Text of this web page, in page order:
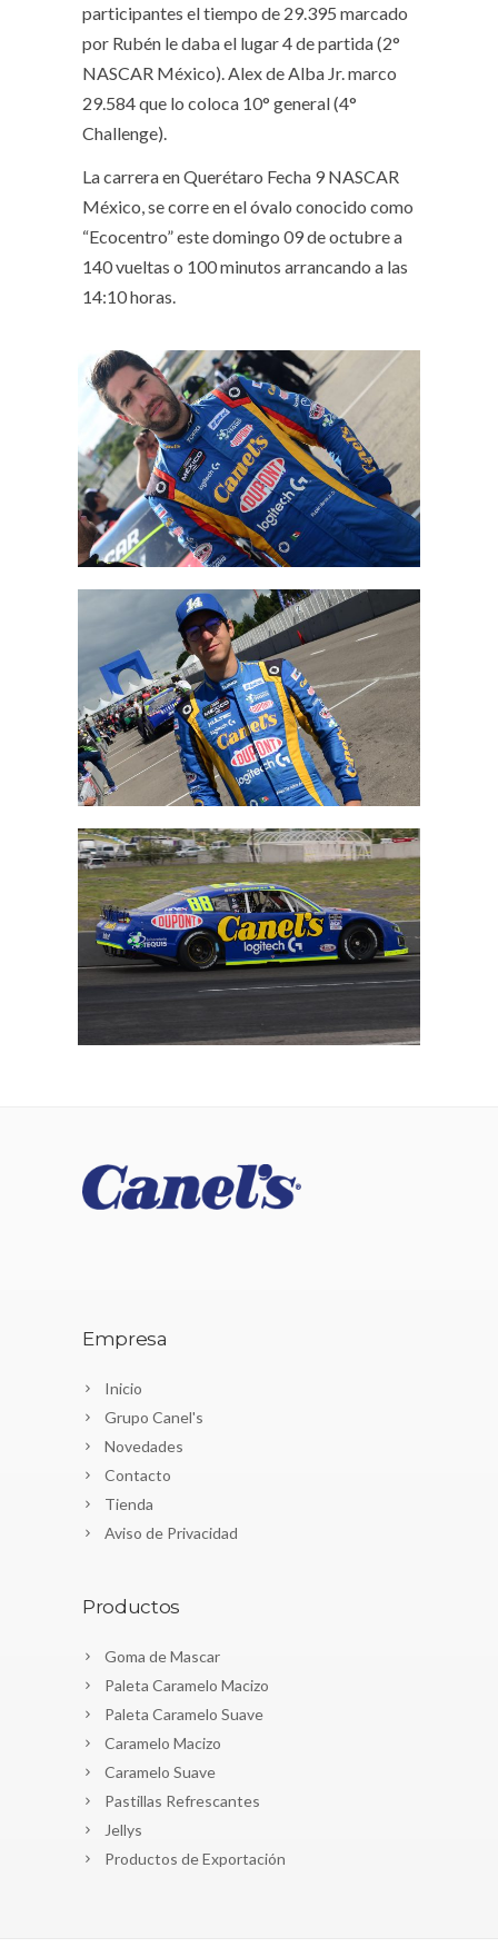
participantes el tiempo de 29.395 marcado
por Rubén le daba el lugar 4 de partida (2°
NASCAR México). Alex de Alba Jr. marco
29.584 que lo coloca 10° general (4°
Challenge).
La carrera en Querétaro Fecha 9 NASCAR
México, se corre en el óvalo conocido como
“Ecocentro” este domingo 09 de octubre a
140 vueltas o 100 minutos arrancando a las
14:10 horas.
Empresa
Inicio
Grupo Canel's
Novedades
Contacto
Tienda
Aviso de Privacidad
Productos
Goma de Mascar
Paleta Caramelo Macizo
Paleta Caramelo Suave
Caramelo Macizo
Caramelo Suave
Pastillas Refrescantes
Jellys
Productos de Exportación